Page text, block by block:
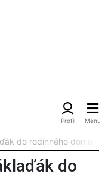
do rodinného domu
do